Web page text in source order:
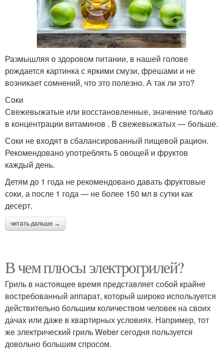
Размышляя о здоровом питании, в нашей голове
рождается картинка с яркими смузи, фрешами и не
возникает сомнений, что это полезно. А так ли это?
Соки
Свежевыжатые или восстановленные, значение только
в концентрации витаминов . В свежевыжатых — больше.
Соки не входят в сбалансированный пищевой рацион.
Рекомендовано употреблять 5 овощей и фруктов
каждый день.
Детям до 1 года не рекомендовано давать фруктовые
соки, а после 1 года — не более 150 мл в сутки как
десерт.
читать дальше →
В чем плюсы электрогрилей?
Гриль в настоящее время представляет собой крайне
востребованный аппарат, который широко используется
действительно большим количеством человек на своих
дачах или даже в квартирных условиях. Например, тот
же электрический гриль Weber сегодня пользуется
довольно большим спросом.